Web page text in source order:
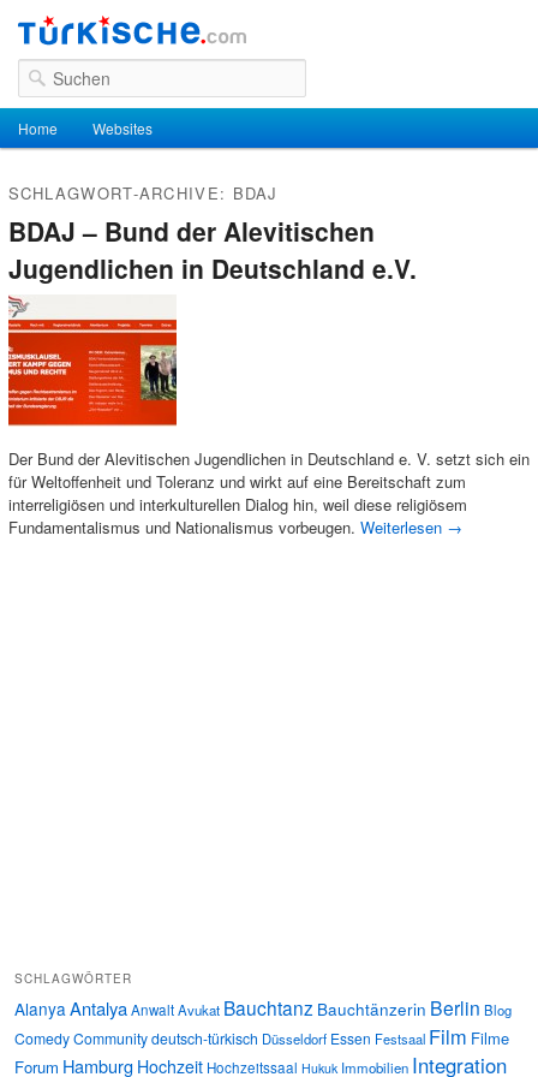
Suchen
Hauptmenü
Zum Inhalt wechseln
Zum sekundären Inhalt wechseln
Home Websites
SCHLAGWORT-ARCHIVE: BDAJ
BDAJ – Bund der Alevitischen
Jugendlichen in Deutschland e.V.
Der Bund der Alevitischen Jugendlichen in Deutschland e. V. setzt sich ein
für Weltoffenheit und Toleranz und wirkt auf eine Bereitschaft zum
interreligiösen und interkulturellen Dialog hin, weil diese religiösem
Fundamentalismus und Nationalismus vorbeugen. Weiterlesen →
SCHLAGWÖRTER
AlanyaAntalyaAnwaltAvukat Bauchtanz Bauchtänzerin Berlin Blog
ComedyCommunitydeutsch-türkisch Düsseldorf Essen Festsaal Film Filme
Forum Hamburg Hochzeit Hochzeitssaal Hukuk Immobilien Integration